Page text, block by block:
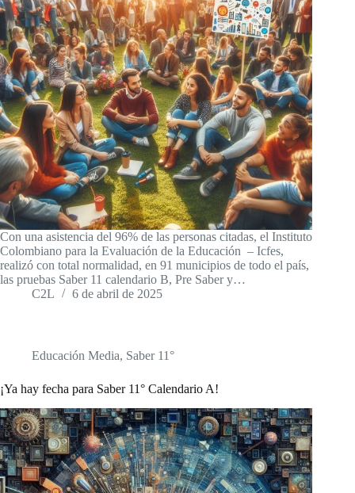
Con una asistencia del 96% de las personas citadas, el Instituto
Colombiano para la Evaluación de la Educación – Icfes,
realizó con total normalidad, en 91 municipios de todo el país,
las pruebas Saber 11 calendario B, Pre Saber y…
C2L
6 de abril de 2025
Educación Media, Saber 11°
¡Ya hay fecha para Saber 11° Calendario A!